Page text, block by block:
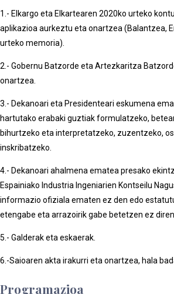
1.- Elkargo eta Elkartearen 2020ko urteko
aplikazioa aurkeztu eta onartzea (Balantzea,
urteko memoria).
2.- Gobernu Batzorde eta Artezkaritza
onartzea.
3.- Dekanoari eta Presidenteari eskumena
hartutako erabaki guztiak formulatzeko,
bihurtzeko eta interpretatzeko, zuzentzeko,
inskribatzeko.
4.- Dekanoari ahalmena ematea presako
Espainiako Industria Ingeniarien Kontseilu
informazio ofiziala ematen ez den edo
etengabe eta arrazoirik gabe betetzen ez
5.- Galderak eta eskaerak.
6.-Saioaren akta irakurri eta onartzea, hala
Programazioa